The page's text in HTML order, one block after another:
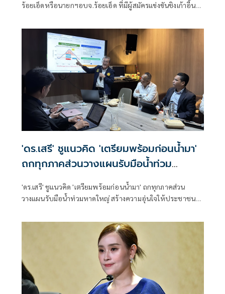
ร้อยเอ็ดหรือนายกฯอบจ.ร้อยเอ็ด ที่มีผู้สมัครแข่งขันชิงเก้าอี้นา
'ดร.เสรี' ชูแนวคิด 'เตรียมพร้อมก่อนน้ำมา'
ถกทุกภาคส่วนวางแผนรับมือน้ำท่วม
'ดร.เสรี' ชูแนวคิด 'เตรียมพร้อมก่อนน้ำมา' ถกทุกภาคส่วน
วางแผนรับมือน้ำท่วมหาดใหญ่ สร้างความอุ่นใจให้ประชาชน